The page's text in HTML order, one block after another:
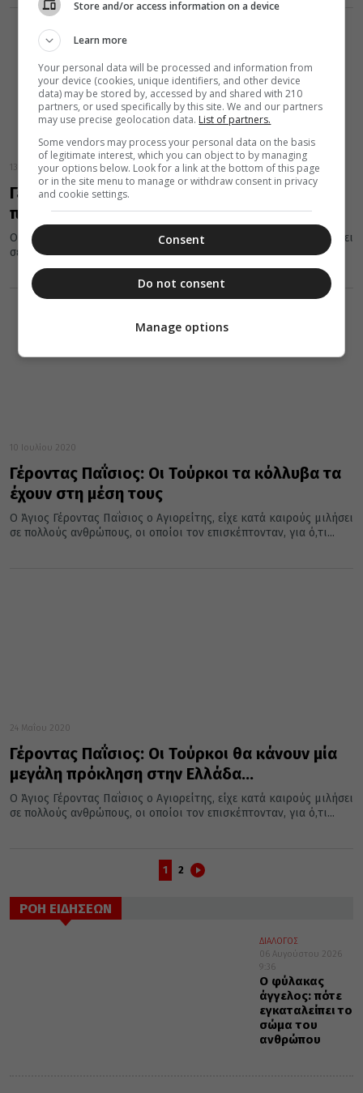
13 Ιουλίου 2020
Γέροντας Παΐσιος: Οι Αμερικάνοι θα μας
παραχωρήσουν την Κωνσταντινούπολη
Ο Άγιος Γέροντας Παΐσιος ο Αγιορείτης, είχε κατά καιρούς μιλήσει
σε πολλούς ανθρώπους, οι οποίοι τον επισκέπτονταν, για ό,τι...
10 Ιουλίου 2020
Γέροντας Παΐσιος: Οι Τούρκοι τα κόλλυβα τα
έχουν στη μέση τους
Ο Άγιος Γέροντας Παΐσιος ο Αγιορείτης, είχε κατά καιρούς μιλήσει
σε πολλούς ανθρώπους, οι οποίοι τον επισκέπτονταν, για ό,τι...
24 Μαΐου 2020
Γέροντας Παΐσιος: Οι Τούρκοι θα κάνουν μία
μεγάλη πρόκληση στην Ελλάδα…
Ο Άγιος Γέροντας Παΐσιος ο Αγιορείτης, είχε κατά καιρούς μιλήσει
σε πολλούς ανθρώπους, οι οποίοι τον επισκέπτονταν, για ό,τι...
1 2
ΡΟΗ ΕΙΔΗΣΕΩΝ
ΔΙΑΛΟΓΟΣ
06 Αυγούστου 2026
9:36
Ο φύλακας
άγγελος: πότε
εγκαταλείπει το
σώμα του
ανθρώπου
Store and/or access information on a device
Learn more
Your personal data will be processed and information from
your device (cookies, unique identifiers, and other device
data) may be stored by, accessed by and shared with 210
partners, or used specifically by this site. We and our partners
may use precise geolocation data. List of partners.
Some vendors may process your personal data on the basis
of legitimate interest, which you can object to by managing
your options below. Look for a link at the bottom of this page
or in the site menu to manage or withdraw consent in privacy
and cookie settings.
Consent
Do not consent
Manage options